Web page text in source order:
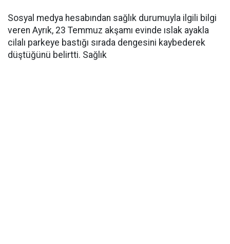
Sosyal medya hesabından sağlık durumuyla ilgili bilgi
veren Ayrık, 23 Temmuz akşamı evinde ıslak ayakla
cilalı parkeye bastığı sırada dengesini kaybederek
düştüğünü belirtti. Sağlık